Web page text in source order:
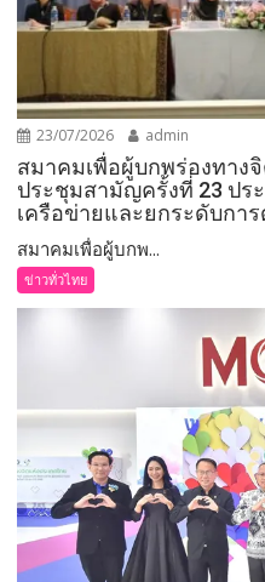
23/07/2026 admin
สมาคมเพื่อผู้บกพร่องทาง
ประชุมสามัญครั้งที่ 23 ปร
เครือข่ายและยกระดับกา
สมาคมเพื่อผู้บกพ...
ข่าวทั่วไทย